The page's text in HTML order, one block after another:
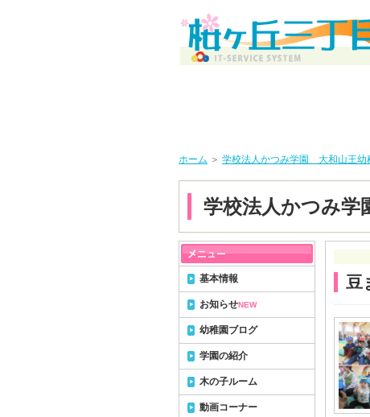
ホーム ＞ 学校法人かつみ学園 大和山王幼
学校法人かつみ
豆
基本情報
お知らせNEW
幼稚園ブログ
学園の紹介
木の子ルーム
動画コーナー